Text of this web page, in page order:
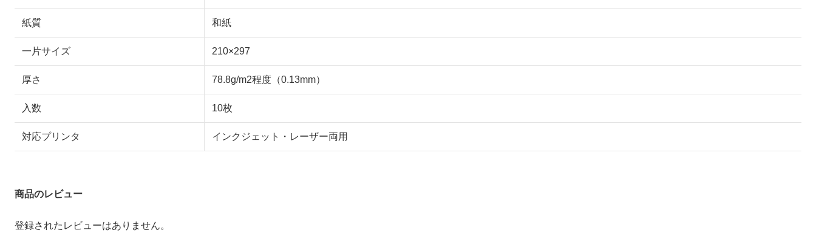
紙質 和紙
一片サイズ 210×297
厚さ 78.8g/m2程度（0.13mm）
入数 10枚
対応プリンタ インクジェット・レーザー両用
商品のレビュー
登録されたレビューはありません。